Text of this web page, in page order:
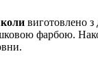
виготовлено
фарбою.